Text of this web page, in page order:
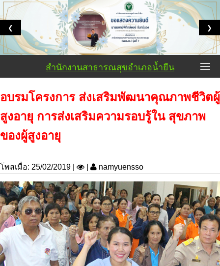
❮ ❯
สำนักงานสาธารณสุขอำเภอน้ำยืน
อบรมโครงการ ส่งเสริมพัฒนาคุณภาพชีวิตผู้
สูงอายุ การส่งเสริมความรอบรู้ใน สุขภาพ
ของผู้สูงอายุ
โพสเมื่อ: 25/02/2019 | namyuensso